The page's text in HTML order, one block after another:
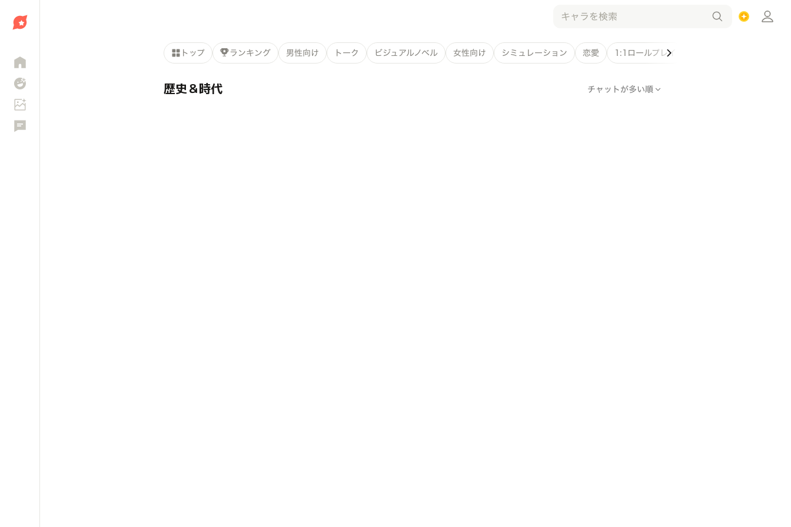
トップ
ランキング 男性向け トーク ビジュアルノベル 女性向け シミュレーション 恋愛 1:1ロールプレイ
歴史＆時代 チャットが多い順